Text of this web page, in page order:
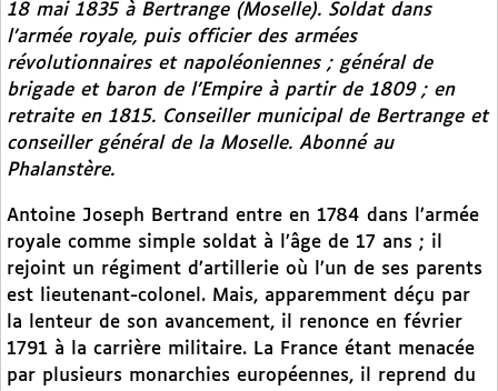
18 mai 1835 à Bertrange (Moselle). Soldat dans
l’armée royale, puis officier des armées
révolutionnaires et napoléoniennes ; général de
brigade et baron de l’Empire à partir de 1809 ; en
retraite en 1815. Conseiller municipal de Bertrange et
conseiller général de la Moselle. Abonné au
Phalanstère.
Antoine Joseph Bertrand entre en 1784 dans l’armée
royale comme simple soldat à l’âge de 17 ans ; il
rejoint un régiment d’artillerie où l’un de ses parents
est lieutenant-colonel. Mais, apparemment déçu par
la lenteur de son avancement, il renonce en février
1791 à la carrière militaire. La France étant menacée
par plusieurs monarchies européennes, il reprend du